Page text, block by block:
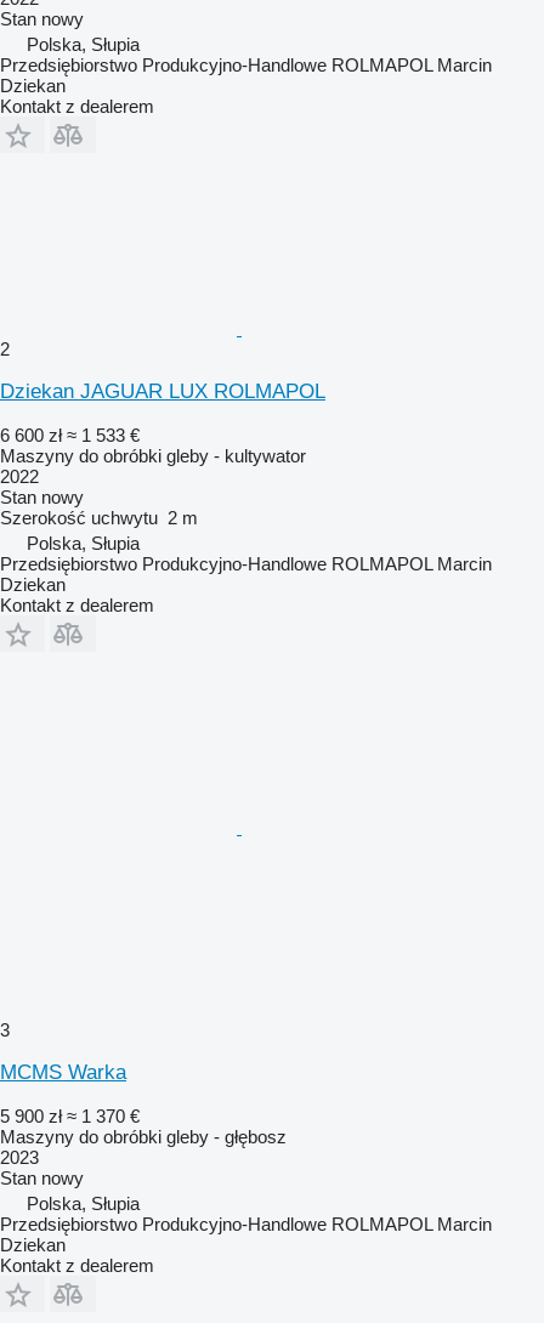
Stan nowy
Polska, Słupia
Przedsiębiorstwo Produkcyjno-Handlowe ROLMAPOL Marcin
Dziekan
Kontakt z dealerem
2
Dziekan JAGUAR LUX ROLMAPOL
6 600 zł ≈ 1 533 €
Maszyny do obróbki gleby - kultywator
2022
Stan nowy
Szerokość uchwytu 2 m
Polska, Słupia
Przedsiębiorstwo Produkcyjno-Handlowe ROLMAPOL Marcin
Dziekan
Kontakt z dealerem
3
MCMS Warka
5 900 zł ≈ 1 370 €
Maszyny do obróbki gleby - głębosz
2023
Stan nowy
Polska, Słupia
Przedsiębiorstwo Produkcyjno-Handlowe ROLMAPOL Marcin
Dziekan
Kontakt z dealerem